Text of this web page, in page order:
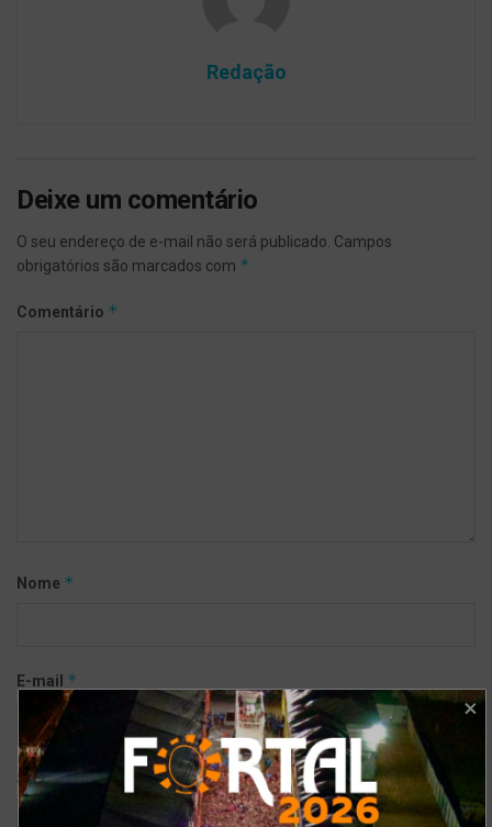
Redação
Deixe um comentário
O seu endereço de e-mail não será publicado. Campos
obrigatórios são marcados com *
Comentário *
Nome *
E-mail *
Site